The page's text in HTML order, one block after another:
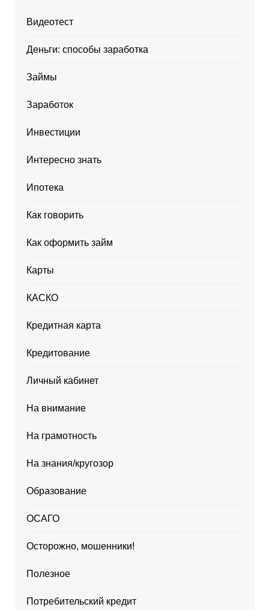
Видеотест
Деньги: способы заработка
Займы
Заработок
Инвестиции
Интересно знать
Ипотека
Как говорить
Как оформить займ
Карты
КАСКО
Кредитная карта
Кредитование
Личный кабинет
На внимание
На грамотность
На знания/кругозор
Образование
ОСАГО
Осторожно, мошенники!
Полезное
Потребительский кредит